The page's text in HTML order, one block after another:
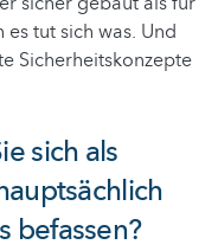
tut sich was. Und
Sicherheitskonzepte
sich als
befassen?